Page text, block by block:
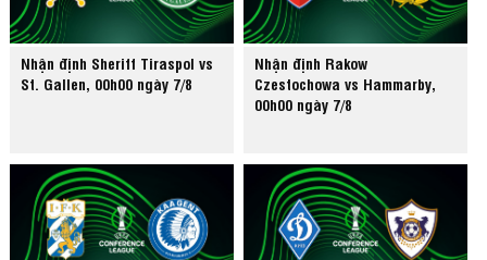
Nhận định Sheriff Tiraspol vs
St. Gallen, 00h00 ngày 7/8
Nhận định Rakow
Czestochowa vs Hammarby,
00h00 ngày 7/8